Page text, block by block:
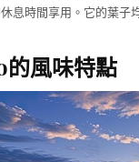
息時間享用。它的葉
風味特點